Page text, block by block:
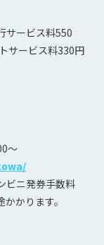
サービス料550
サービス料330円
〜
ビニ発券手数料
かります。